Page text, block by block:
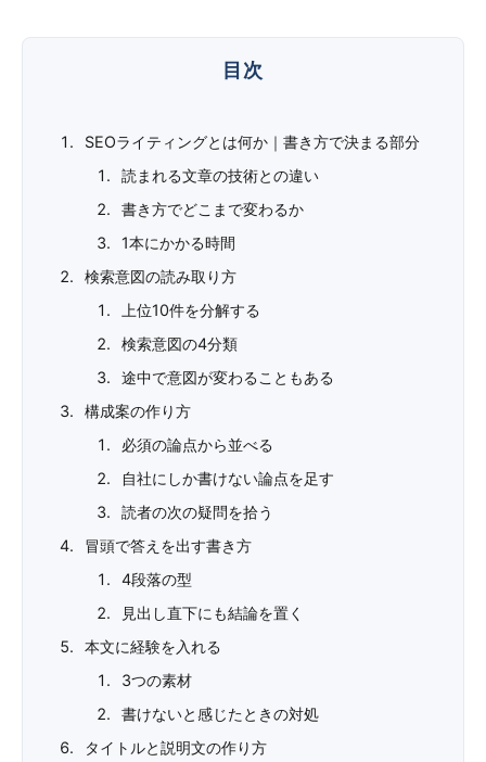
SEOライティングとは何か｜書き方で決まる部分
読まれる文章の技術との違い
書き方でどこまで変わるか
1本にかかる時間
検索意図の読み取り方
上位10件を分解する
検索意図の4分類
途中で意図が変わることもある
構成案の作り方
必須の論点から並べる
自社にしか書けない論点を足す
読者の次の疑問を拾う
冒頭で答えを出す書き方
4段落の型
見出し直下にも結論を置く
本文に経験を入れる
3つの素材
書けないと感じたときの対処
タイトルと説明文の作り方